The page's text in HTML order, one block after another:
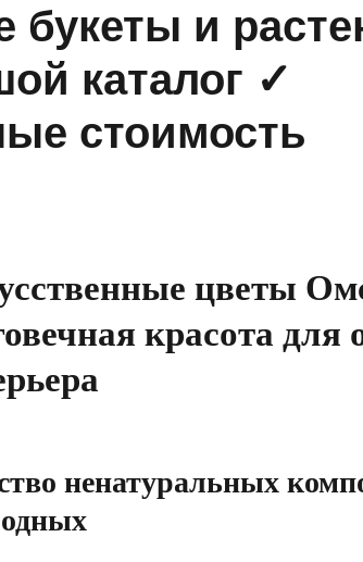
букеты и
каталог ✓
стоимость
цветы
красота
ненатуральных